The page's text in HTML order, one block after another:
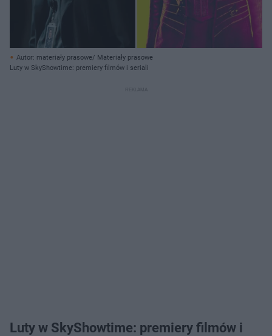
Autor: materiały prasowe/ Materiały prasowe
Luty w SkyShowtime: premiery filmów i seriali
Luty w SkyShowtime: premiery filmów i